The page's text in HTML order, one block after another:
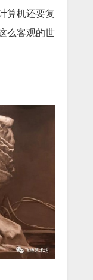
算机还要复
么客观的世